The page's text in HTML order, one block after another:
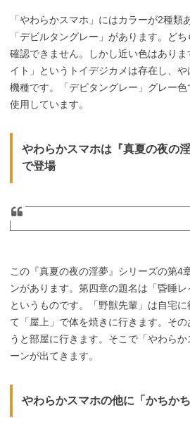
「やわらかスマホ」にはカラーが2種類
「デビルタングレー」があります。ど
確認できません。しかし近い色はあり
イト」というトイデジカメは存在し、
機種です。「デビタングレー」グレー
使用しています。
やわらかスマホは『真夏の夜の
で登場
この『真夏の夜の淫夢』シリーズの第4
ンがあります。第四章の題名は「昏睡レ
というものです。「野獣先輩」は自宅
て「屋上」で体を焼きに行きます。そ
うと部屋に行きます。そこで「やわら
ーンが出てきます。
やわらかスマホの他に「かちか